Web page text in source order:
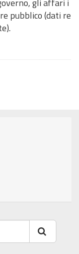
gli affari i
pubblico (dati re